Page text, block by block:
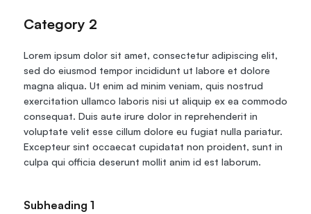
Category 2
Lorem ipsum dolor sit amet, consectetur adipiscing elit,
sed do eiusmod tempor incididunt ut labore et dolore
magna aliqua. Ut enim ad minim veniam, quis nostrud
exercitation ullamco laboris nisi ut aliquip ex ea commodo
consequat. Duis aute irure dolor in reprehenderit in
voluptate velit esse cillum dolore eu fugiat nulla pariatur.
Excepteur sint occaecat cupidatat non proident, sunt in
culpa qui officia deserunt mollit anim id est laborum.
Subheading 1